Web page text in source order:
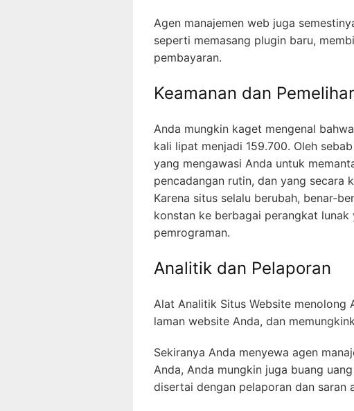
Agen manajemen web juga
seperti memasang plugin baru,
pembayaran.
Keamanan dan
Anda mungkin kaget mengenal
kali lipat menjadi 159.700. Oleh
yang mengawasi Anda untuk
pencadangan rutin, dan yang secara
Karena situs selalu berubah, benar-
konstan ke berbagai perangkat lunak
pemrograman.
Analitik dan Pelaporan
Alat Analitik Situs Website menolong
laman website Anda, dan
Sekiranya Anda menyewa agen
Anda, Anda mungkin juga buang
disertai dengan pelaporan dan saran